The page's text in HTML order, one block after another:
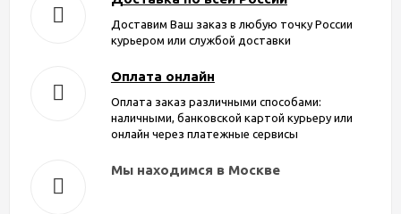
Доставим Ваш заказ в любую точку России
курьером или службой доставки
Оплата онлайн
Оплата заказ различными способами:
наличными, банковской картой курьеру или
онлайн через платежные сервисы
Мы находимся в Москве